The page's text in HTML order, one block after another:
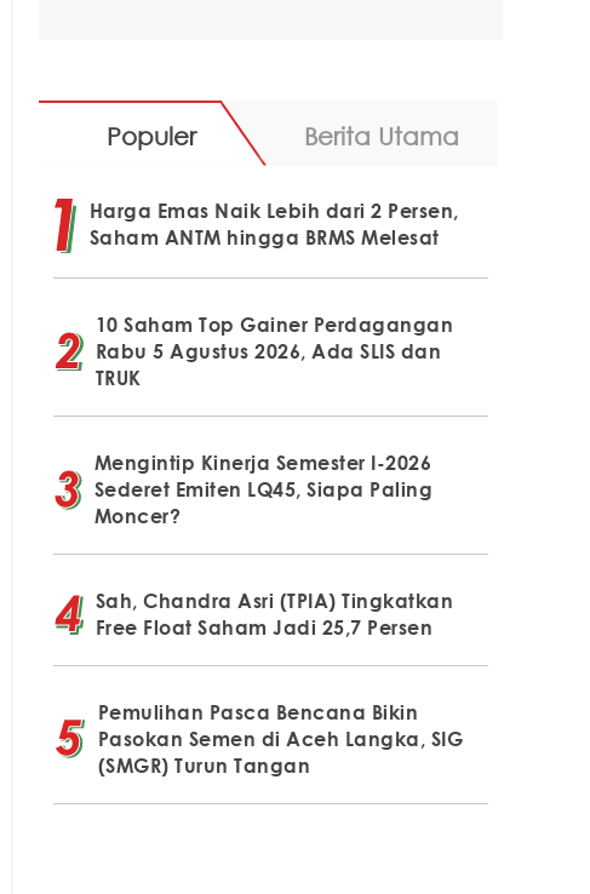
Populer Berita Utama
Harga Emas Naik Lebih dari 2 Persen,
Saham ANTM hingga BRMS Melesat
10 Saham Top Gainer Perdagangan
Rabu 5 Agustus 2026, Ada SLIS dan
TRUK
Mengintip Kinerja Semester I-2026
Sederet Emiten LQ45, Siapa Paling
Moncer?
Sah, Chandra Asri (TPIA) Tingkatkan
Free Float Saham Jadi 25,7 Persen
Pemulihan Pasca Bencana Bikin
Pasokan Semen di Aceh Langka, SIG
(SMGR) Turun Tangan